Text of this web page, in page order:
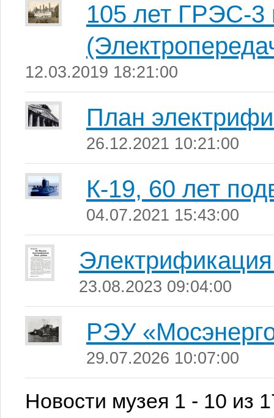
105 лет ГРЭС-3
12.03.2019 18:21:00
План
26.12.2021 10:21:00
К-19, 60 лет
04.07.2021 15:43:00
23.08.2023 09:04:00
РЭУ
29.07.2026 10:07:00
Новости музея 1 - 10 из